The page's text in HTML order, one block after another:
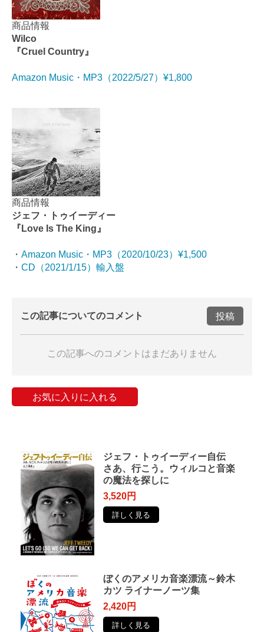
商品情報
Wilco
『Cruel Country』
Amazon Music・MP3（2022/5/27）¥1,800
商品情報
ジェフ・トゥイーディー
『Love Is The King』
・ Amazon Music・MP3（2020/10/23）¥1,500
・ CD（2021/1/15）輸入盤
この記事についてのコメント 投稿
この記事へのコメントはまだありません
お気に入りに入れる
ジェフ・トゥイーディー自伝
さあ、行こう。ウィルコと音楽
の魔法を探しに
3,520円
詳しく見る
ぼくのアメリカ音楽漂流～鈴木
カツ ライナーノーツ集
2,420円
詳しく見る